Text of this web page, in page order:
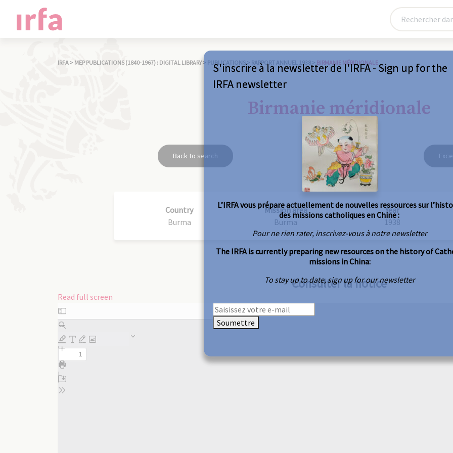
IRFA > MEP PUBLICATIONS (1840-1967) : DIGITAL LIBRARY > PUBLICATIONS > RAPPORT ANNUEL 1938 > BIRMANIE MÉRIDIONALE
Birmanie méridionale
Back to search
Country
Burma
Mission area
Burma
Year
1938
Consulter la notice
Read full screen
Skip
to
PDF
content
S'inscrire à la newsletter de l'IRFA - Sign up for the
IRFA newsletter
L’IRFA vous prépare actuellement de nouvelles ressources sur
des missions catholiques en Chine :
Pour ne rien rater, inscrivez-vous à notre newsletter
The IRFA is currently preparing new resources on the history of
missions in China:
To stay up to date, sign up for our newsletter
Soumettre